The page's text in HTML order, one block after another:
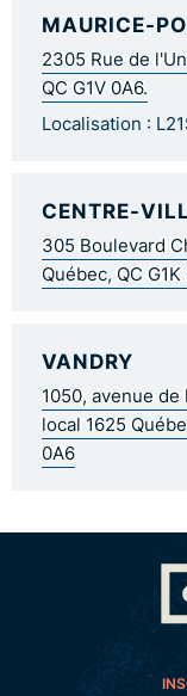
MAURICE-
2305 Rue de
QC G1V 0A6.
Localisation :
CENTRE-
305 Boulevard
Québec, QC
VANDRY
1050, avenue
local 1625
0A6